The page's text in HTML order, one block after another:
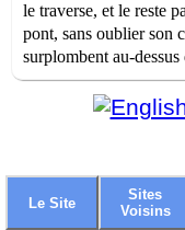
le traverse, et le reste
pont, sans oublier son
surplombent au-dessus
Le Site
Sites
Voisins